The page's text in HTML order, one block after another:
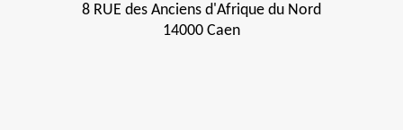
8 RUE des Anciens d'Afrique du Nord
14000 Caen